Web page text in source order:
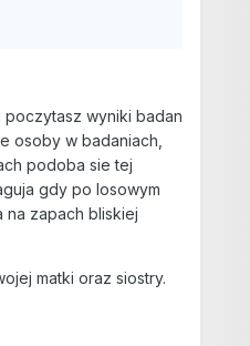
poczytasz wyniki badan
osoby w badaniach,
podoba sie tej
gdy po losowym
na zapach bliskiej
matki oraz siostry.